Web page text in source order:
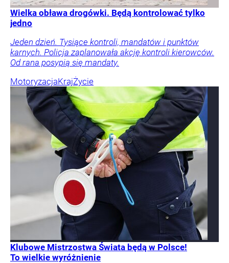
Wielka obława drogówki. Będą kontrolować tylko
jedno
Jeden dzień. Tysiące kontroli, mandatów i punktów
karnych. Policja zaplanowała akcję kontroli kierowców.
Od rana posypią się mandaty.
MotoryzacjaKrajŻycie
Klubowe Mistrzostwa Świata będą w Polsce!
To wielkie wyróżnienie